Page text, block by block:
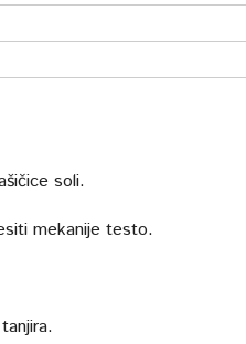
soli.
mekanije testo.